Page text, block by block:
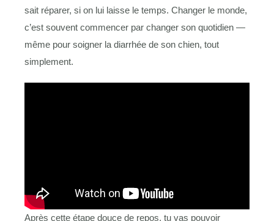
sait réparer, si on lui laisse le temps. Changer le monde,
c’est souvent commencer par changer son quotidien —
même pour soigner la diarrhée de son chien, tout
simplement.
Après cette étape douce de repos, tu vas pouvoir